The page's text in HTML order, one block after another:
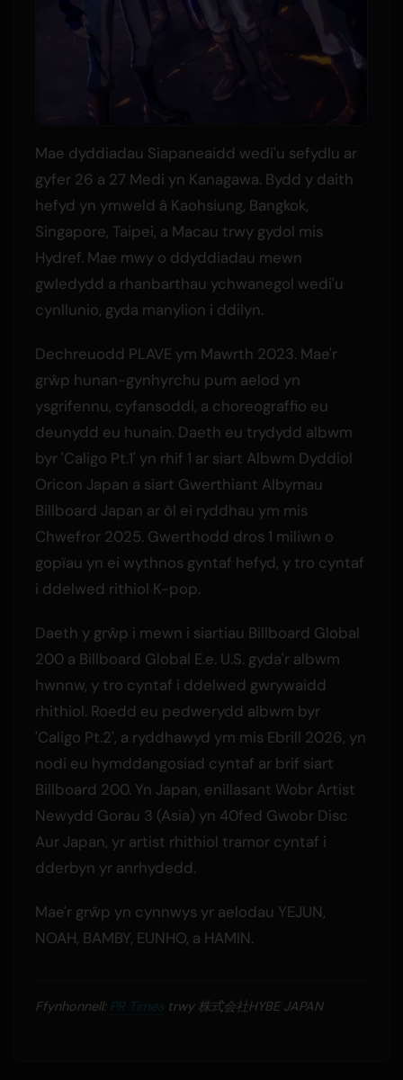
Mae dyddiadau Siapaneaidd wedi'u sefydlu ar
gyfer 26 a 27 Medi yn Kanagawa. Bydd y daith
hefyd yn ymweld â Kaohsiung, Bangkok,
Singapore, Taipei, a Macau trwy gydol mis
Hydref. Mae mwy o ddyddiadau mewn
gwledydd a rhanbarthau ychwanegol wedi'u
cynllunio, gyda manylion i ddilyn.
Dechreuodd PLAVE ym Mawrth 2023. Mae'r
grŵp hunan-gynhyrchu pum aelod yn
ysgrifennu, cyfansoddi, a choreograffio eu
deunydd eu hunain. Daeth eu trydydd albwm
byr 'Caligo Pt.1' yn rhif 1 ar siart Albwm Dyddiol
Oricon Japan a siart Gwerthiant Albymau
Billboard Japan ar ôl ei ryddhau ym mis
Chwefror 2025. Gwerthodd dros 1 miliwn o
gopïau yn ei wythnos gyntaf hefyd, y tro cyntaf
i ddelwed rithiol K-pop.
Daeth y grŵp i mewn i siartiau Billboard Global
200 a Billboard Global E.e. U.S. gyda'r albwm
hwnnw, y tro cyntaf i ddelwed gwrywaidd
rhithiol. Roedd eu pedwerydd albwm byr
'Caligo Pt.2', a ryddhawyd ym mis Ebrill 2026, yn
nodi eu hymddangosiad cyntaf ar brif siart
Billboard 200. Yn Japan, enillasant Wobr Artist
Newydd Gorau 3 (Asia) yn 40fed Gwobr Disc
Aur Japan, yr artist rhithiol tramor cyntaf i
dderbyn yr anrhydedd.
Mae'r grŵp yn cynnwys yr aelodau YEJUN,
NOAH, BAMBY, EUNHO, a HAMIN.
Ffynhonnell: PR Timestrwy 株式会社HYBE JAPAN